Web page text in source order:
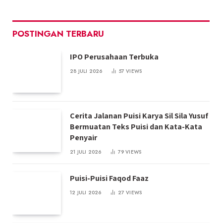
POSTINGAN TERBARU
IPO Perusahaan Terbuka
28 JULI 2026 57VIEWS
Cerita Jalanan Puisi Karya Sil Sila Yusuf
Bermuatan Teks Puisi dan Kata-Kata
Penyair
21 JULI 2026 79VIEWS
Puisi-Puisi Faqod Faaz
12 JULI 2026 27VIEWS